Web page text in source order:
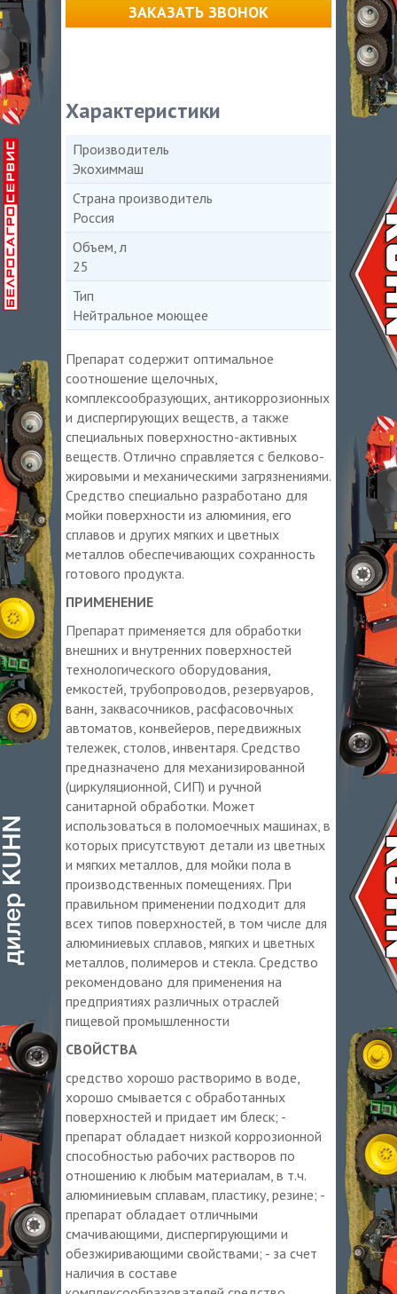
ЗАКАЗАТЬ ЗВОНОК
Характеристики
Производитель
Экохиммаш
Страна производитель
Россия
Объем, л
25
Тип
Нейтральное моющее
Препарат содержит оптимальное
соотношение щелочных,
комплексообразующих, антикоррозионных
и диспергирующих веществ, а также
специальных поверхностно-активных
веществ. Отлично справляется с белково-
жировыми и механическими загрязнениями.
Средство специально разработано для
мойки поверхности из алюминия, его
сплавов и других мягких и цветных
металлов обеспечивающих сохранность
готового продукта.
ПРИМЕНЕНИЕ
Препарат применяется для обработки
внешних и внутренних поверхностей
технологического оборудования,
емкостей, трубопроводов, резервуаров,
ванн, заквасочников, расфасовочных
автоматов, конвейеров, передвижных
тележек, столов, инвентаря. Средство
предназначено для механизированной
(циркуляционной, СИП) и ручной
санитарной обработки. Может
использоваться в поломоечных машинах, в
которых присутствуют детали из цветных
и мягких металлов, для мойки пола в
производственных помещениях. При
правильном применении подходит для
всех типов поверхностей, в том числе для
алюминиевых сплавов, мягких и цветных
металлов, полимеров и стекла. Средство
рекомендовано для применения на
предприятиях различных отраслей
пищевой промышленности
СВОЙСТВА
средство хорошо растворимо в воде,
хорошо смывается с обработанных
поверхностей и придает им блеск; -
препарат обладает низкой коррозионной
способностью рабочих растворов по
отношению к любым материалам, в т.ч.
алюминиевым сплавам, пластику, резине; -
препарат обладает отличными
смачивающими, диспергирующими и
обезжиривающими свойствами; - за счет
наличия в составе